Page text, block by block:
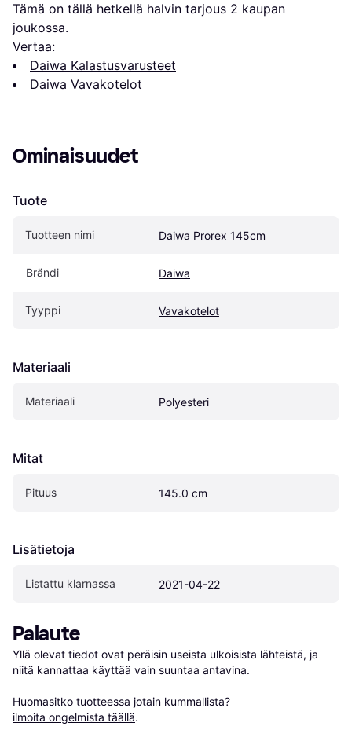
Tämä on tällä hetkellä halvin tarjous 2 kaupan
joukossa.
Vertaa:
Daiwa Kalastusvarusteet
Daiwa Vavakotelot
Ominaisuudet
Tuote
Tuotteen nimi Daiwa Prorex 145cm
Brändi Daiwa
Tyyppi Vavakotelot
Materiaali
Materiaali Polyesteri
Mitat
Pituus 145.0 cm
Lisätietoja
Listattu klarnassa 2021-04-22
Palaute
Yllä olevat tiedot ovat peräisin useista ulkoisista lähteistä, ja
niitä kannattaa käyttää vain suuntaa antavina.
Huomasitko tuotteessa jotain kummallista?
ilmoita ongelmista täällä.